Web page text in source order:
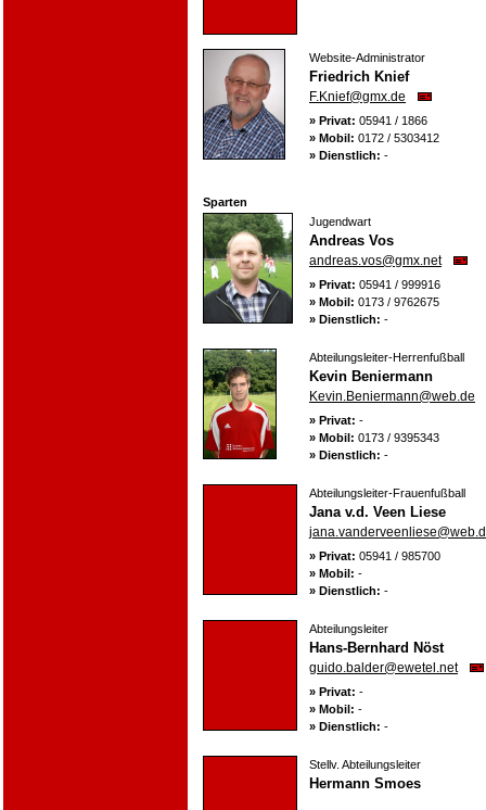
Website-Administrator
Friedrich Knief
F.Knief@gmx.de
» Privat: 05941 / 1866
» Mobil: 0172 / 5303412
» Dienstlich: -
Sparten
Jugendwart
Andreas Vos
andreas.vos@gmx.net
» Privat: 05941 / 999916
» Mobil: 0173 / 9762675
» Dienstlich: -
Abteilungsleiter-Herrenfußball
Kevin Beniermann
Kevin.Beniermann@web.de
» Privat: -
» Mobil: 0173 / 9395343
» Dienstlich: -
Abteilungsleiter-Frauenfußball
Jana v.d. Veen Liese
» Privat: 05941 / 985700
» Mobil: -
» Dienstlich: -
Abteilungsleiter
Hans-Bernhard Nöst
guido.balder@ewetel.net
» Privat: -
» Mobil: -
» Dienstlich: -
Stellv. Abteilungsleiter
Hermann Smoes